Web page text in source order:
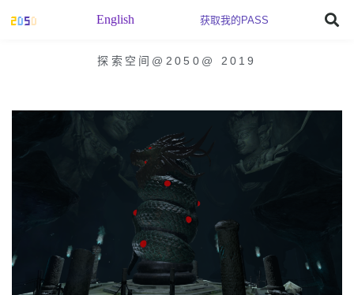
English 获取我的PASS
探索空间@2050 @ 2019